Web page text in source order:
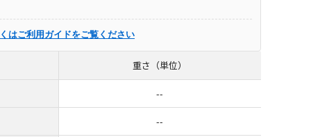
はご利用ガイドをご覧ください
重さ（単位）
--
--